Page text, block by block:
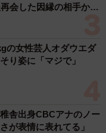
会した因縁の相手から
の女性芸人オダウエダ
り姿に「マジで」
舎出身CBCアナのノー
が表情に表れてる」